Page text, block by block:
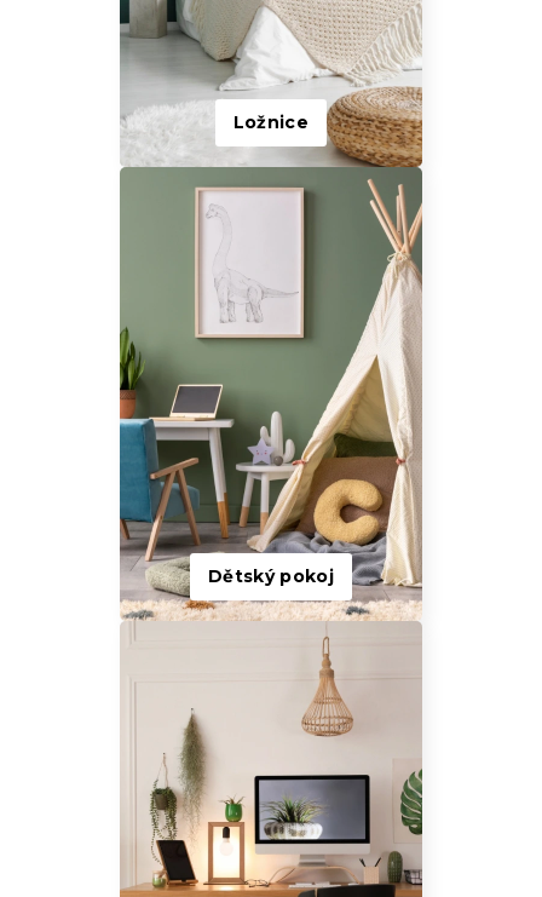
Ložnice
Dětský pokoj